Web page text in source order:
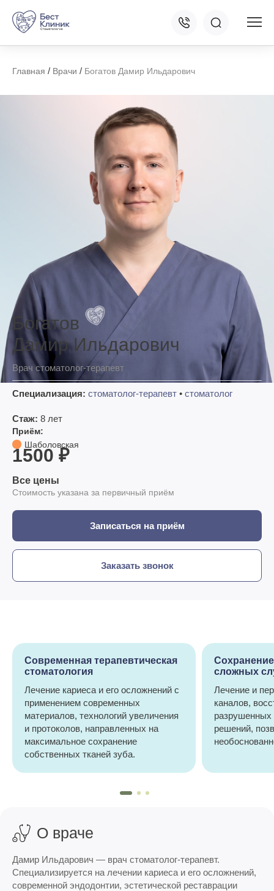
Главная / Врачи / Богатов Дамир Ильдарович
Богатов
Дамир Ильдарович
Врач стоматолог-терапевт
Специализация: стоматолог-терапевт • стоматолог
Стаж: 8 лет
Приём:
Шаболовская
1500 ₽
Все цены
Стоимость указана за первичный приём
Записаться на приём
Заказать звонок
Современная терапевтическая
стоматология
Лечение кариеса и его осложнений с
применением современных
материалов, технологий увеличения
и протоколов, направленных на
максимальное сохранение
собственных тканей зуба.
сложных
Лечение и
каналов,
разрушенных
решений,
О враче
Дамир Ильдарович — врач стоматолог-терапевт.
Специализируется на лечении кариеса и его осложнений,
современной эндодонтии, эстетической реставрации